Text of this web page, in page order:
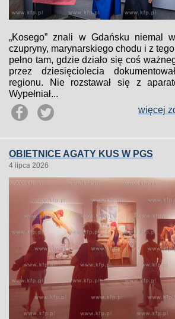
„Kosego” znali w Gdańsku niemal
czupryny, marynarskiego chodu i z
pełno tam, gdzie działo się coś
przez dziesięciolecia
regionu. Nie rozstawał się z
Wypełniał...
więcej
OBIETNICE AGATY KUS W PGS
4 lipca 2026